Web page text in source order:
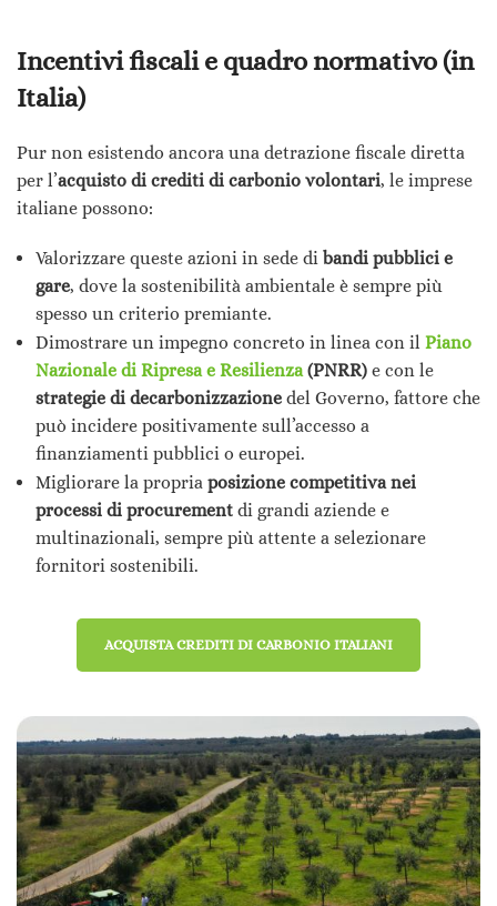
Incentivi fiscali e quadro normativo (in
Italia)
Pur non esistendo ancora una detrazione fiscale diretta
per l’acquisto di crediti di carbonio volontari, le imprese
italiane possono:
Valorizzare queste azioni in sede di bandi pubblici e
gare, dove la sostenibilità ambientale è sempre più
spesso un criterio premiante.
Dimostrare un impegno concreto in linea con il Piano
Nazionale di Ripresa e Resilienza (PNRR) e con le
strategie di decarbonizzazione del Governo, fattore che
può incidere positivamente sull’accesso a
finanziamenti pubblici o europei.
Migliorare la propria posizione competitiva nei
processi di procurement di grandi aziende e
multinazionali, sempre più attente a selezionare
fornitori sostenibili.
ACQUISTA CREDITI DI CARBONIO ITALIANI